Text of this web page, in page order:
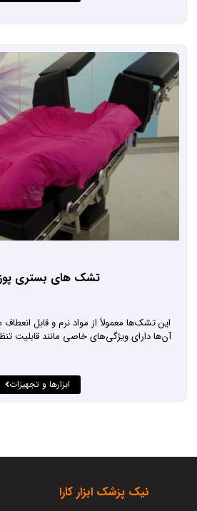
تشک های بستری
این تشک‌ها معمولاً از مواد نرم و قابل
آن‌ها دارای ویژگی‌های خاصی مانند قابلیت
ابزارها و تجهیزات
نيک پزشک ابزار کارا